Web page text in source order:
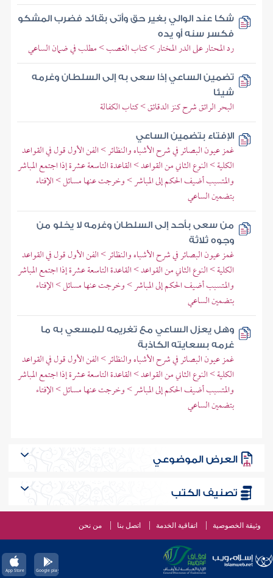
شكا عند الوالي بغير حق وأتى بقائد فضرب المشكو
فكسر سنه أو يده
رد المحتار على الدر المختار > كتاب الغصب > مطلب في ضمان الساعي
تضمين الساعي إذا سعى به إلى السلطان وغرمه
شيئا
البحر الرائق شرح كنز الدقائق > كتاب الكفالة
الإفتاء بتضمين الساعي
غمز عيون البصائر في شرح الأشباه والنظائر > الفن الأول قول في القواعد
الكلية > النوع الثاني من القواعد > القاعدة التاسعة عشرة إذا اجتمع المباشر
والمتسبب أضيف الحكم إلى المباشر > وخرجت عنها مسائل > الإفتاء
بتضمين الساعي
من سعى بأحد إلى السلطان وغرمه لا يخلو من
وجوه ثلاثة
غمز عيون البصائر في شرح الأشباه والنظائر > الفن الأول قول في القواعد
الكلية > النوع الثاني من القواعد > القاعدة التاسعة عشرة إذا اجتمع المباشر
والمتسبب أضيف الحكم إلى المباشر > وخرجت عنها مسائل > الإفتاء
بتضمين الساعي
وهل يعزل الساعي مع تغريمه للمسعي به ما
غرمه بسعايته الكاذبة
غمز عيون البصائر في شرح الأشباه والنظائر > الفن الأول قول في القواعد
الكلية > النوع الثاني من القواعد > القاعدة التاسعة عشرة إذا اجتمع المباشر
والمتسبب أضيف الحكم إلى المباشر > وخرجت عنها مسائل > الإفتاء
بتضمين الساعي
العرض الموضوعي
تصنيف الكتب
وثيقة الخصوصية اتفاقية الخدمة اتصل بنا من نحن